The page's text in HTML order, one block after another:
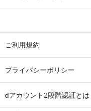
ご利用規約
プライバシーポリシー
dアカウント2段階認証とは